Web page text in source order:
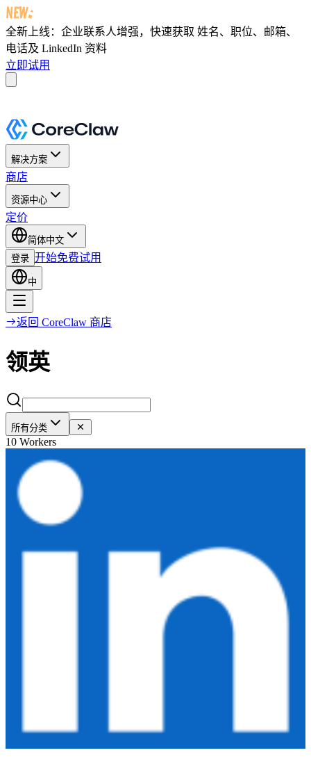
全新上线：企业联系人增强，快速获取 姓名、职位、邮箱、
电话及 LinkedIn 资料
立即试用
解决方案
商店
资源中心
定价
简体中文
登录 开始免费试用
中
返回 CoreClaw 商店
领英
所有分类
10 Workers